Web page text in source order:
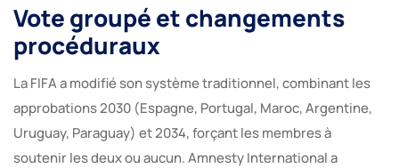
Vote groupé et changements
procéduraux
La FIFA a modifié son système traditionnel, combinant les
approbations 2030 (Espagne, Portugal, Maroc, Argentine,
Uruguay, Paraguay) et 2034, forçant les membres à
soutenir les deux ou aucun. Amnesty International a